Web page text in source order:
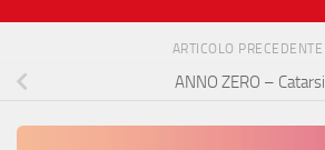
ARTICOLO PRECEDENTE
ANNO ZERO – Catarsi